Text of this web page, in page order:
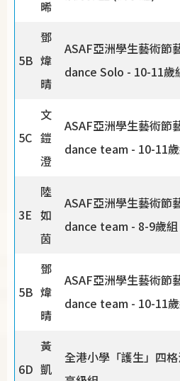
晞
5B
鄧
煒
晴
ASAF亞洲學生藝術節
dance Solo - 10-11歲
5C
文
鎧
澄
ASAF亞洲學生藝術節
dance team - 10-11
3E
陸
如
茵
ASAF亞洲學生藝術節
dance team - 8-9歲組
5B
鄧
煒
晴
ASAF亞洲學生藝術節
dance team - 10-11
6D
黃
凱
全港小學「護生」四